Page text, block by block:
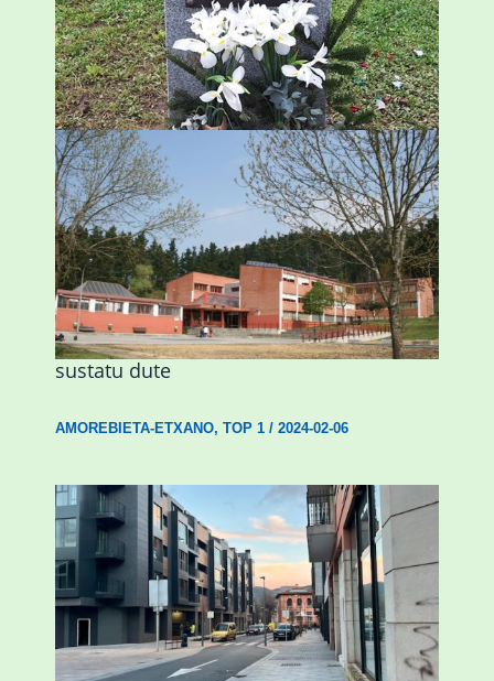
ingurumen-hondamendirik larriena»
ESKUALDEA,ZALDIBAR/2024-02-06
Amorebietak eta Eusko Jaurlaritzak
Urritxen institutu berri bat eraikitzea
sustatu dute
AMOREBIETA-ETXANO, TOP 1/ 2024-02-06
Udal etxebizitza tasatuei buruzko lehen